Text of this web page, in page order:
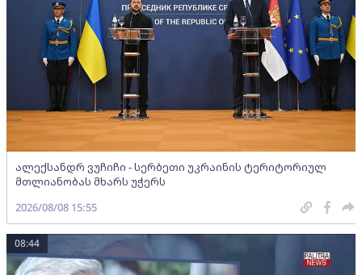
ალექსანდრ ვუჩიჩი - სერბეთი უკრაინის ტერიტორიულ
მთლიანობას მხარს უჭერს
2026/08/08 15:55
08:44